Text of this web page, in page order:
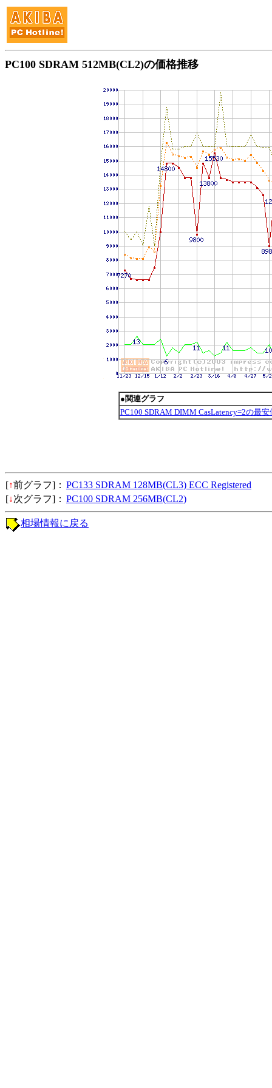
PC100 SDRAM 512MB(CL2)の価格推移
●関連グラフ
PC100 SDRAM DIMM CasLatency=2の最安
[↑前グラフ]： PC133 SDRAM 128MB(CL3) ECC Registered
[↓次グラフ]： PC100 SDRAM 256MB(CL2)
相場情報に戻る